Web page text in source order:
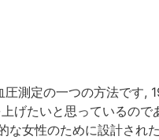
測定の一つの方法です,
げたいと思っているので
女性のために設計され